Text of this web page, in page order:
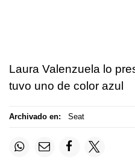
Laura Valenzuela lo
tuvo uno de color azul
Archivado en: Seat